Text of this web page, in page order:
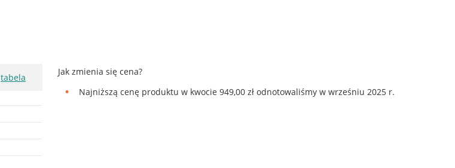
tabela
Jak zmienia się cena?
Najniższą cenę produktu w kwocie 949,00 zł odnotowaliśmy w wrześniu 2025 r.